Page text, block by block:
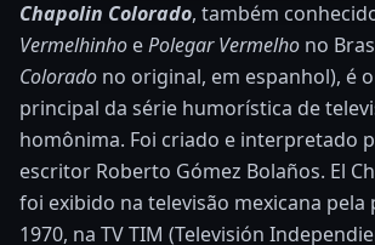
Chapolin Colorado, também
Vermelhinho ePolegar Vermelho no
Colorado no original, em espanhol), é
principal da série humorística de
homônima. Foi criado e interpretado
escritor Roberto Gómez Bolaños. El
foi exibido na televisão mexicana pela
1970, na TV TIM (Televisión